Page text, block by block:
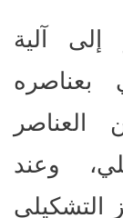
إلى آلية
بعناصره
العناصر
وعند
التشكيلي